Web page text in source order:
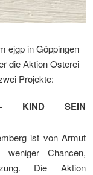
ejgp in Göppingen
die Aktion Osterei
Projekte:
- KIND SEIN
ist von Armut
Chancen,
Die Aktion